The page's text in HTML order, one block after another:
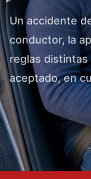
Un accidente
conductor, la
reglas distintas
aceptado, en